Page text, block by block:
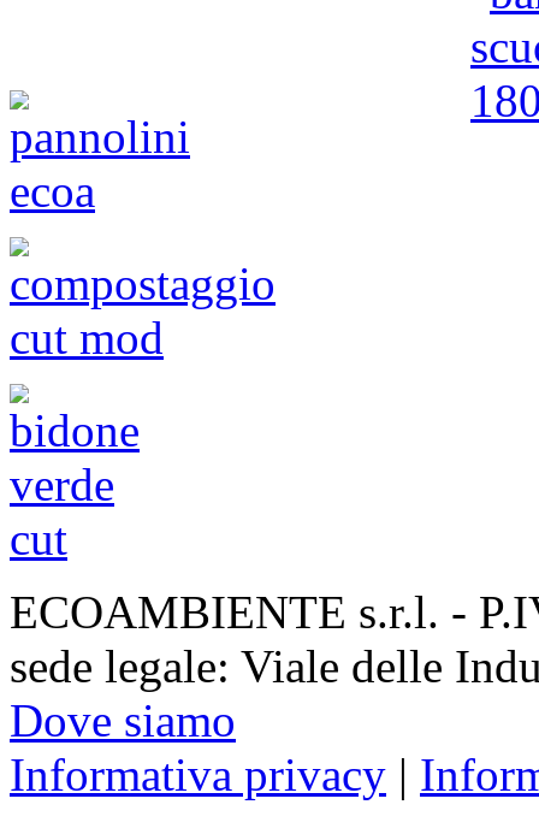
ECOAMBIENTE s.r.l. -
sede legale: Viale delle
Dove siamo
Informativa privacy |